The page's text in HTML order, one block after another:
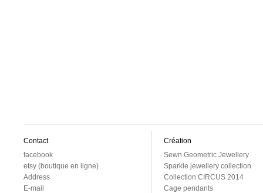
Contact
facebook
etsy (boutique en ligne)
Address
E-mail
Création
Sewn Geometric Jewellery
Sparkle jewellery collection
Collection CIRCUS 2014
Cage pendants